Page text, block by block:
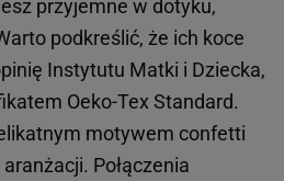
przyjemne w dotyku,
podkreślić, że ich koce
Instytutu Matki i Dziecka,
Oeko-Tex Standard.
motywem confetti
Połączenia